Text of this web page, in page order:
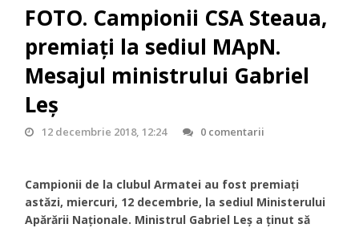
FOTO. Campionii CSA Steaua,
premiați la sediul MApN.
Mesajul ministrului Gabriel
Leș
12 decembrie 2018, 12:24 0 comentarii
Campionii de la clubul Armatei au fost premiați
astăzi, miercuri, 12 decembrie, la sediul Ministerului
Apărării Naționale. Ministrul Gabriel Leș a ținut să